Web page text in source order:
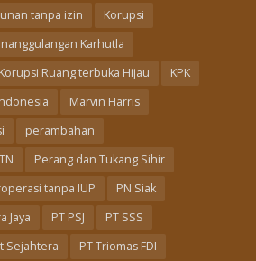
tanpa izin
Korupsi
Karhutla
Korupsi Ruang terbuka Hijau
KPK
Marvin Harris
perambahan
Perang dan Tukang Sihir
tanpa IUP
PN Siak
Jaya
PT PSJ
PT SSS
Sejahtera
PT Triomas FDI